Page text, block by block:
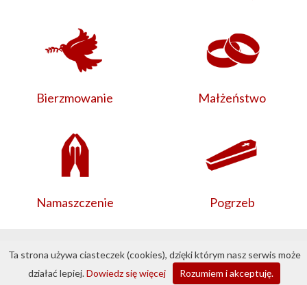
Bierzmowanie Małżeństwo
Namaszczenie Pogrzeb
© 2026 Bazylika Przeworsk · Przemyska.pl
DobraStronaParafii.pl
Ta strona używa ciasteczek (cookies), dzięki którym nasz serwis może
działać lepiej.Dowiedz się więcej Rozumiem i akceptuję.